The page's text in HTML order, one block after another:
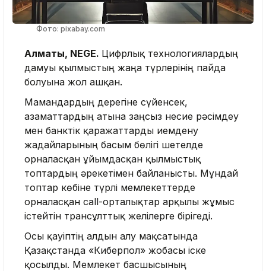
Фото: pixabay.com
Алматы, NEGE. Цифрлық технологиялардың
дамуы қылмыстың жаңа түрлерінің пайда
болуына жол ашқан.
Мамандардың дерегіне сүйенсек,
азаматтардың атына заңсыз несие рәсімдеу
мен банктік қаражаттарды иемдену
жағдайларының басым бөлігі шетелде
орналасқан ұйымдасқан қылмыстық
топтардың әрекетімен байланысты. Мұндай
топтар көбіне түрлі мемлекеттерде
орналасқан call-орталықтар арқылы жұмыс
істейтін трансұлттық желілерге бірігеді.
Осы қауіптің алдын алу мақсатында
Қазақстанда «Киберпол» жобасы іске
қосылды. Мемлекет басшысының